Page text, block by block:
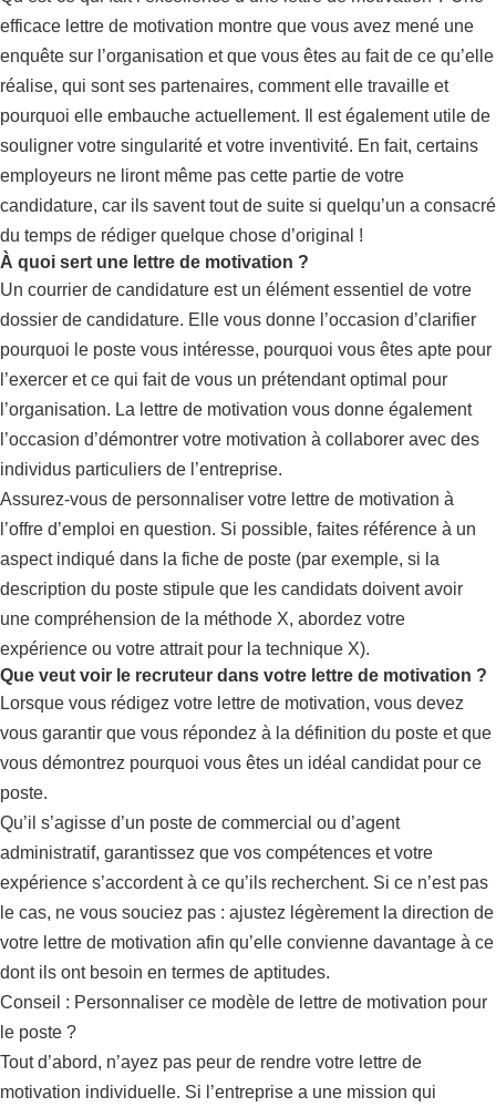
efficace lettre de motivation montre que vous avez mené une
enquête sur l’organisation et que vous êtes au fait de ce qu’elle
réalise, qui sont ses partenaires, comment elle travaille et
pourquoi elle embauche actuellement. Il est également utile de
souligner votre singularité et votre inventivité. En fait, certains
employeurs ne liront même pas cette partie de votre
candidature, car ils savent tout de suite si quelqu’un a consacré
du temps de rédiger quelque chose d’original !
À quoi sert une lettre de motivation ?
Un courrier de candidature est un élément essentiel de votre
dossier de candidature. Elle vous donne l’occasion d’clarifier
pourquoi le poste vous intéresse, pourquoi vous êtes apte pour
l’exercer et ce qui fait de vous un prétendant optimal pour
l’organisation. La lettre de motivation vous donne également
l’occasion d’démontrer votre motivation à collaborer avec des
individus particuliers de l’entreprise.
Assurez-vous de personnaliser votre lettre de motivation à
l’offre d’emploi en question. Si possible, faites référence à un
aspect indiqué dans la fiche de poste (par exemple, si la
description du poste stipule que les candidats doivent avoir
une compréhension de la méthode X, abordez votre
expérience ou votre attrait pour la technique X).
Que veut voir le recruteur dans votre lettre de motivation ?
Lorsque vous rédigez votre lettre de motivation, vous devez
vous garantir que vous répondez à la définition du poste et que
vous démontrez pourquoi vous êtes un idéal candidat pour ce
poste.
Qu’il s’agisse d’un poste de commercial ou d’agent
administratif, garantissez que vos compétences et votre
expérience s’accordent à ce qu’ils recherchent. Si ce n’est pas
le cas, ne vous souciez pas : ajustez légèrement la direction de
votre lettre de motivation afin qu’elle convienne davantage à ce
dont ils ont besoin en termes de aptitudes.
Conseil : Personnaliser ce modèle de lettre de motivation pour
le poste ?
Tout d’abord, n’ayez pas peur de rendre votre lettre de
motivation individuelle. Si l’entreprise a une mission qui